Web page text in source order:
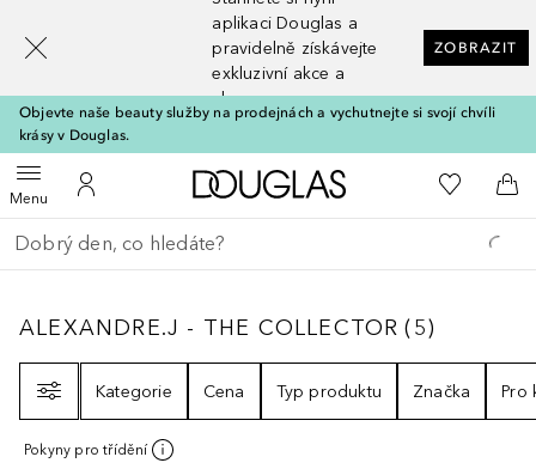
aplikaci Douglas a
pravidelně získávejte
exkluzivní akce a
slevy
ZOBRAZIT
Objevte naše beauty služby na prodejnách a vychutnejte si svojí chvíli
krásy v Douglas.
MenuOtevřít menuK mému účtu
Domů K mému
Do
Vraťte se
Proveďte vyhledávání
ALEXANDRE.J - THE COLLECTOR5
ALEXANDRE.J - THE COLLECTOR (5)
Kategorie
Cena Typ produktu Značka Pro
Pokyny pro třídění
[navigation.slideout.screenreader]